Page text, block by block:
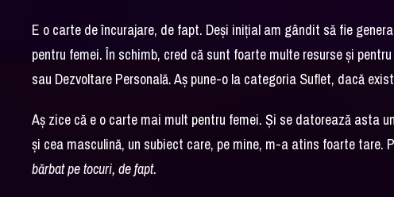
E o carte de încurajare, de fapt. Deși inițial am gândit să fie
pentru femei. În schimb, cred că sunt foarte multe resurse și
sau Dezvoltare Personală. Aș pune-o la categoria Suflet, dacă
Aș zice că e o carte mai mult pentru femei. Și se datorează asta
și cea masculină, un subiect care, pe mine, m-a atins foarte
bărbat pe tocuri, de fapt.